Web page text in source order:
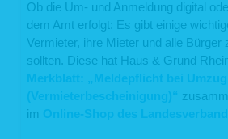
Ob die Um- und Anmeldung digital
dem Amt erfolgt: Es gibt einige
Vermieter, ihre Mieter und alle
sollten. Diese hat Haus & Grund
Merkblatt: „Meldepflicht bei Umzug
(Vermieterbescheinigung)“
im Online-Shop des